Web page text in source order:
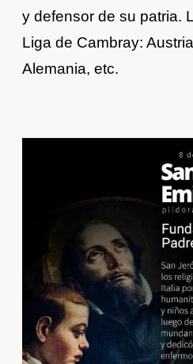
y defensor de su patria.
Liga de Cambray:
Alemania, etc.